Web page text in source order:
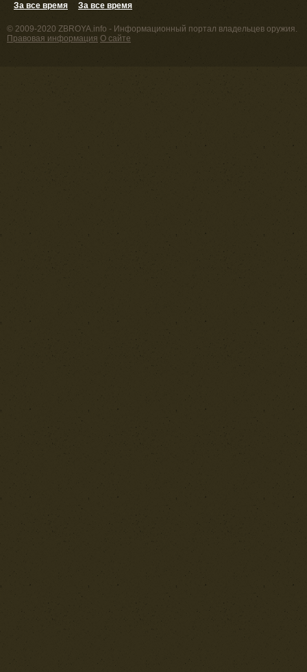
За все время
За все время
© 2009-2020 ZBROYA.info - Информационный портал владельцев оружия.
Правовая информация О сайте